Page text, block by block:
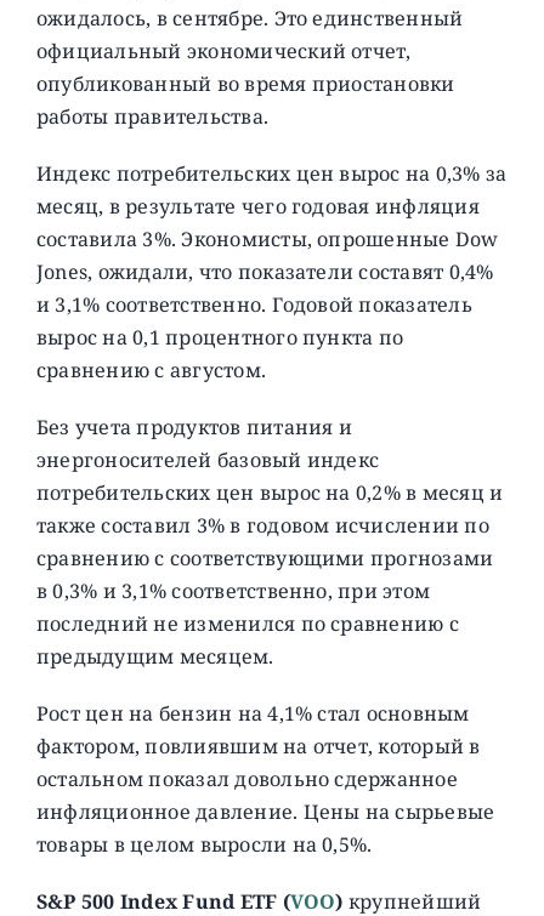
ожидалось, в сентябре. Это единственный
официальный экономический отчет,
опубликованный во время приостановки
работы правительства.
Индекс потребительских цен вырос на 0,3% за
месяц, в результате чего годовая инфляция
составила 3%. Экономисты, опрошенные Dow
Jones, ожидали, что показатели составят 0,4%
и 3,1% соответственно. Годовой показатель
вырос на 0,1 процентного пункта по
сравнению с августом.
Без учета продуктов питания и
энергоносителей базовый индекс
потребительских цен вырос на 0,2% в месяц и
также составил 3% в годовом исчислении по
сравнению с соответствующими прогнозами
в 0,3% и 3,1% соответственно, при этом
последний не изменился по сравнению с
предыдущим месяцем.
Рост цен на бензин на 4,1% стал основным
фактором, повлиявшим на отчет, который в
остальном показал довольно сдержанное
инфляционное давление. Цены на сырьевые
товары в целом выросли на 0,5%.
S&P 500 Index Fund ETF (VOO) крупнейший